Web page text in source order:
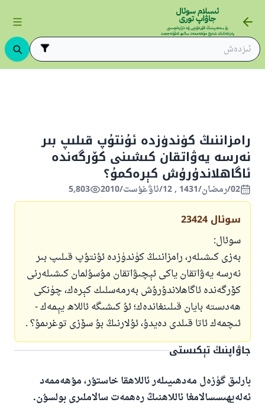
رامزاننىڭ كۈندۈزدە ئۇنتۇپ قىلىپ بىر
نەرسە يەۋاتقان كىشىنى كۆرگەندە
ئاگاھلاندۇرۇش كېرەكمۇ؟
02/رمضان/1431 , 12/ئاۋغۇست/2010 5,803
سوئال 23424
سوئال:
بەزى كىشىلەر، رامزاننىڭ كۈندۈزدە ئۇنتۇپ قىلىپ بىر
نەرسە يەۋاتقان ياكى ئېچىۋاتقان مۇسۇلمان كىشىلەرنى
كۆرگەندە ئاگاھلاندۇرۇش بەرمەسلىك كېرەك، چۈنكى
ھەدىستە بايان قىلىنغاندەك؛ ئۇ كىشىگە ئاللاھ يېمەك -
ئىچمەك ئاتا قىلدى دەيدۇ، ئۇلارنىڭ بۇ سۆزى توغرىمۇ؟ .
جاۋاپنىڭ تېكىستى
بارلىق گۈزەل مەدھىيىلەر ئاللاھقا خاستۇر، مۇھەممەد
ئەلەيھىسسالامغا ئاللاھنىڭ رەھمەت سالاملىرى بولسۇن.